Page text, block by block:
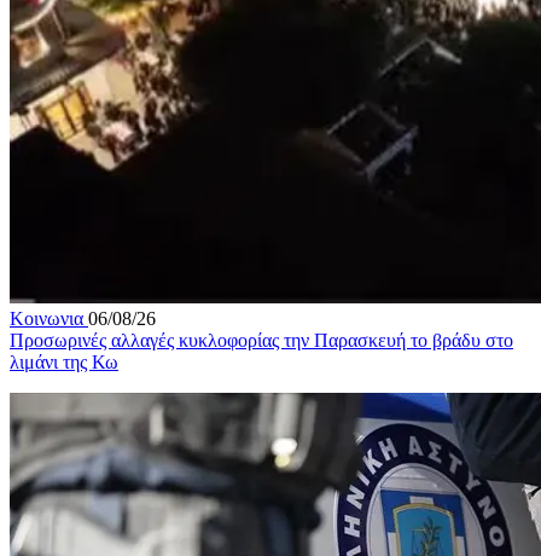
Κοινωνια 06/08/26
Προσωρινές αλλαγές κυκλοφορίας την Παρασκευή το βράδυ στο
λιμάνι της Κω